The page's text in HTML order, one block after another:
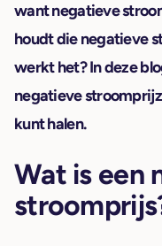
want negatieve
houdt die negatieve
werkt het? In deze
negatieve
kunt halen.
Wat is een